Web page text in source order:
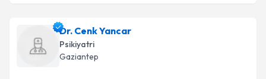
Klinik Psikolog Reyhan Uludağ Akbuğa
randevu takvimi talebi oluşturun. Size bu uzmandan
randevu almanız için bir takvim hazırlandığında e-
posta ile bilgilendireceğiz.
Dr. Cenk Yancar
Psikiyatri
Gaziantep